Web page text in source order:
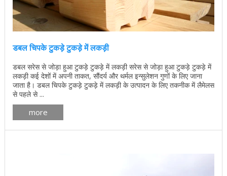
डबल चिपके टुकड़े टुकड़े में लकड़ी
डबल सरेस से जोड़ा हुआ टुकड़े टुकड़े में लकड़ी सरेस से जोड़ा हुआ टुकड़े टुकड़े में
लकड़ी कई देशों में अपनी ताकत, सौंदर्य और थर्मल इन्सुलेशन गुणों के लिए जाना
जाता है। डबल चिपके टुकड़े टुकड़े में लकड़ी के उत्पादन के लिए तकनीक में लैमेलस
से पहले से ...
more